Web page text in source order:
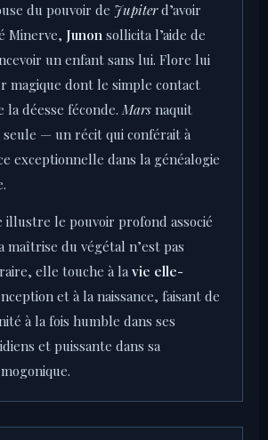
du pouvoir de Jupiterd’avoir
Minerve, Junon sollicita l’aide de
un enfant sans lui. Flore lui
magique dont le simple contact
la déesse féconde.Mars naquit
seule — un récit qui conférait à
exceptionnelle dans la généalogie
illustre le pouvoir profond associé
maîtrise du végétal n’est pas
elle touche à la vie elle-
et à la naissance, faisant de
à la fois humble dans ses
et puissante dans sa